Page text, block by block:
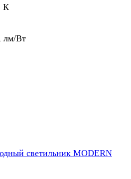
К
лм/Вт
светильник MODERN